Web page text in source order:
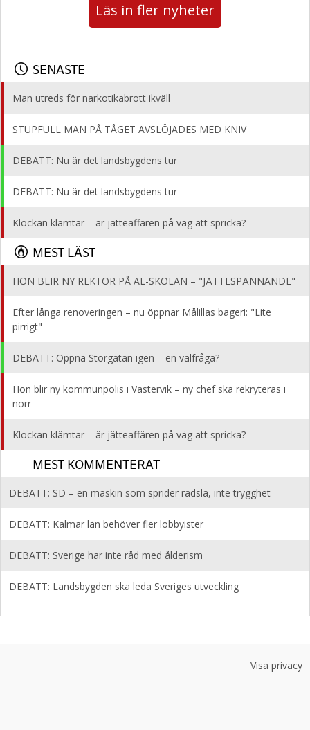
Läs in fler nyheter
SENASTE
Man utreds för narkotikabrott ikväll
STUPFULL MAN PÅ TÅGET AVSLÖJADES MED KNIV
DEBATT: Nu är det landsbygdens tur
DEBATT: Nu är det landsbygdens tur
Klockan klämtar – är jätteaffären på väg att spricka?
MEST LÄST
HON BLIR NY REKTOR PÅ AL-SKOLAN – "JÄTTESPÄNNANDE"
Efter långa renoveringen – nu öppnar Målillas bageri: "Lite
pirrigt"
DEBATT: Öppna Storgatan igen – en valfråga?
Hon blir ny kommunpolis i Västervik – ny chef ska rekryteras i
norr
Klockan klämtar – är jätteaffären på väg att spricka?
MEST KOMMENTERAT
DEBATT: SD – en maskin som sprider rädsla, inte trygghet
DEBATT: Kalmar län behöver fler lobbyister
DEBATT: Sverige har inte råd med ålderism
DEBATT: Landsbygden ska leda Sveriges utveckling
Visa privacy